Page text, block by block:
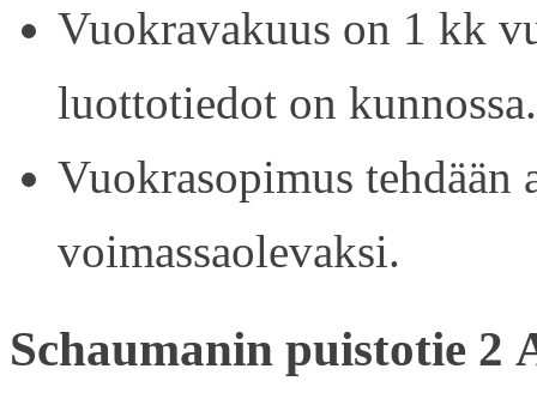
Vuokravakuus on 1 kk
luottotiedot on kunnossa.
Vuokrasopimus tehdään
voimassaolevaksi.
Schaumanin puistotie 2